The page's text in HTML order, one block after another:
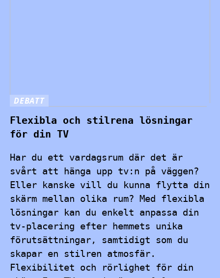
DEBATT
Flexibla och stilrena lösningar
för din TV
Har du ett vardagsrum där det är
svårt att hänga upp tv:n på väggen?
Eller kanske vill du kunna flytta din
skärm mellan olika rum? Med flexibla
lösningar kan du enkelt anpassa din
tv-placering efter hemmets unika
förutsättningar, samtidigt som du
skapar en stilren atmosfär.
Flexibilitet och rörlighet för din